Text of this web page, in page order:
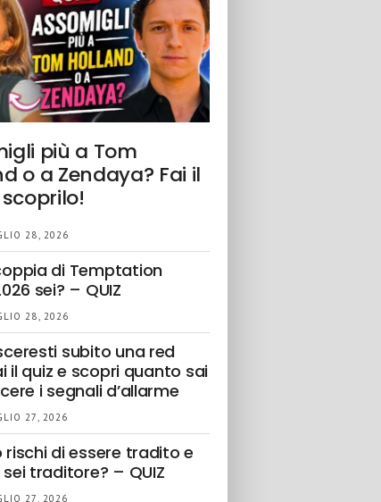
più a Tom
o a Zendaya? Fai il
28, 2026
di Temptation
sei? – QUIZ
28, 2026
subito una red
il quiz e scopri quanto sai
i segnali d’allarme
27, 2026
rischi di essere tradito e
traditore? – QUIZ
27, 2026